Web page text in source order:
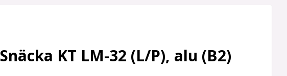
Snäcka KT LM-32 (L/P), alu (B2)